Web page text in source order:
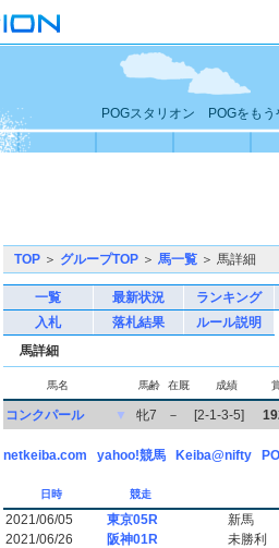
POGスタリオン POGをもう
TOP ＞ グループTOP ＞ 馬一覧 ＞ 馬詳細
一覧 最新状況
ランキング
入札
落札結果
ルール説明
馬詳細
馬名 馬齢 在厩 成績
コンクパール ▼ 牝7 － [2-1-3-5]
netkeiba.com yahoo!競馬 Keiba@nifty
日時 競走
2021/06/05 東京05R
新馬
2021/06/26
阪神01R
未勝利